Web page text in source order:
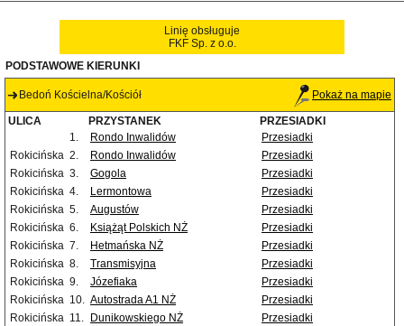
Linię obsługuje
FKF Sp. z o.o.
PODSTAWOWE KIERUNKI
Bedoń Kościelna/Kościół Pokaż na mapie
ULICA PRZYSTANEK
PRZESIADKI
1.
Rondo Inwalidów
Przesiadki
Rokicińska 2. Rondo Inwalidów
Przesiadki
Rokicińska 3. Gogola
Przesiadki
Rokicińska 4. Lermontowa
Przesiadki
Rokicińska 5. Augustów
Przesiadki
Rokicińska 6. Książąt Polskich NŻ
Przesiadki
Rokicińska 7. Hetmańska NŻ
Przesiadki
Rokicińska 8. Transmisyjna
Przesiadki
Rokicińska 9. Józefiaka
Przesiadki
Rokicińska 10. Autostrada A1 NŻ
Przesiadki
Rokicińska 11. Dunikowskiego NŻ
Przesiadki